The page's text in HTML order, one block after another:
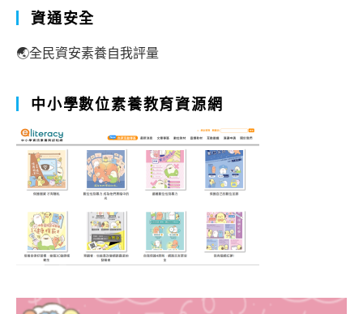
資通安全
🌏全民資安素養自我評量
中小學數位素養教育資源網